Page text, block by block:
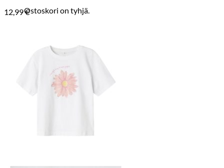
Ostoskori on tyhjä.
12,99€